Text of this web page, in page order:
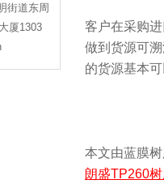
街道东周
厦1303
客户在采购
做到货源可
的货源基本
本文由蓝膜
朗盛TP260